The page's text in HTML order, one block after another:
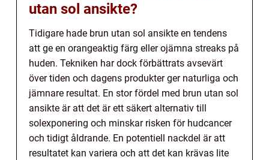
utan sol ansikte?
Tidigare hade brun utan sol ansikte en tendens
att ge en orangeaktig färg eller ojämna streaks på
huden. Tekniken har dock förbättrats avsevärt
över tiden och dagens produkter ger naturliga och
jämnare resultat. En stor fördel med brun utan sol
ansikte är att det är ett säkert alternativ till
solexponering och minskar risken för hudcancer
och tidigt åldrande. En potentiell nackdel är att
resultatet kan variera och att det kan krävas lite